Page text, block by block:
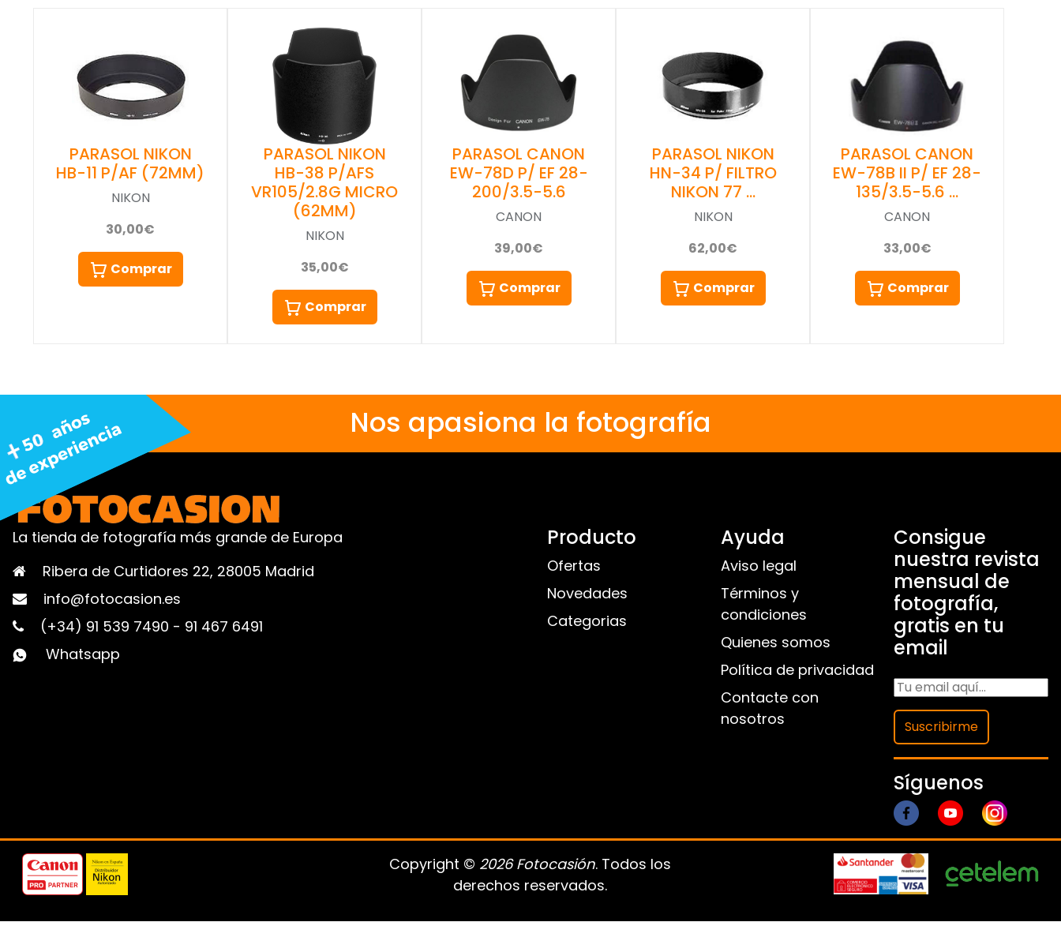
PARASOL NIKON
HB-11 P/AF (72MM)
NIKON
30,00€
Comprar
PARASOL NIKON
HB-38 P/AFS
VR105/2.8G MICRO
(62MM)
NIKON
35,00€
Comprar
PARASOL CANON
EW-78D P/ EF 28-
200/3.5-5.6
CANON
39,00€
Comprar
PARASOL NIKON
HN-34 P/ FILTRO
NIKON 77 …
NIKON
62,00€
Comprar
PARASOL CANON
EW-78B II P/ EF 28-
135/3.5-5.6 …
CANON
33,00€
Comprar
Nos apasiona la fotografía
La tienda de fotografía más grande de Europa
Ribera de Curtidores 22, 28005 Madrid
info@fotocasion.es
(+34) 91 539 7490 - 91 467 6491
Whatsapp
Producto
Ofertas
Novedades
Categorias
Ayuda
Aviso legal
Términos y
condiciones
Quienes somos
Política de privacidad
Contacte con
nosotros
Consigue
nuestra revista
mensual de
fotografía,
gratis en tu
email
Suscribirme
Síguenos
Copyright © 2026 Fotocasión. Todos los
derechos reservados.